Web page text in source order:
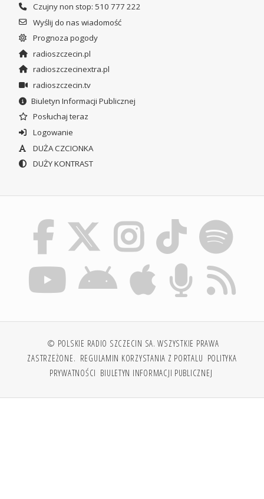
Czujny non stop: 510 777 222
Wyślij do nas wiadomość
Prognoza pogody
radioszczecin.pl
radioszczecinextra.pl
radioszczecin.tv
Biuletyn Informacji Publicznej
Posłuchaj teraz
Logowanie
DUŻA CZCIONKA
DUŻY KONTRAST
© POLSKIE RADIO SZCZECIN SA. WSZYSTKIE PRAWA
ZASTRZEŻONE. REGULAMIN KORZYSTANIA Z PORTALU POLITYKA
PRYWATNOŚCI BIULETYN INFORMACJI PUBLICZNEJ